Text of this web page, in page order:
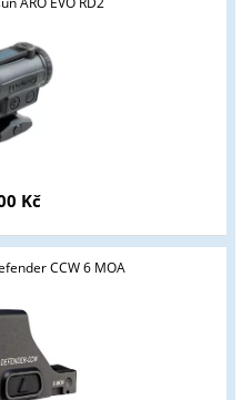
Kč
CCW 6 MOA
a střelivo. Splňujete tyto
NE